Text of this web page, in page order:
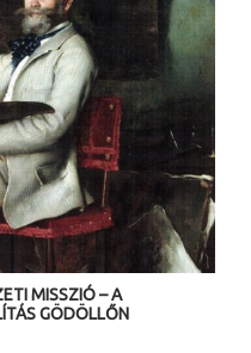
MISSZIÓ – A
GÖDÖLLŐN